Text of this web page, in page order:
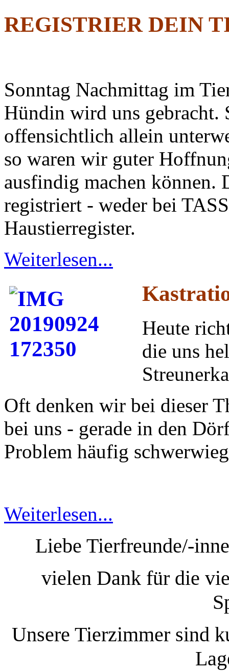
REGISTRIER DEIN
Sonntag Nachmittag im
Hündin wird uns gebracht.
offensichtlich allein
so waren wir guter
ausfindig machen können.
registriert - weder bei
Haustierregister.
Weiterlesen...
Heute
die uns
Oft denken wir bei dieser
bei uns - gerade in den
Problem häufig
Weiterlesen...
Liebe Tierfreunde/-
vielen Dank für die
Unsere Tierzimmer sind